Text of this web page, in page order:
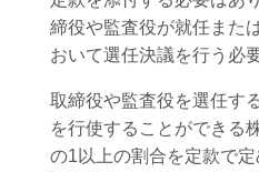
締役や監査役が就任また
おいて選任決議を行う必
取締役や監査役を選任す
を行使することができる
の1以上の割合を定款で